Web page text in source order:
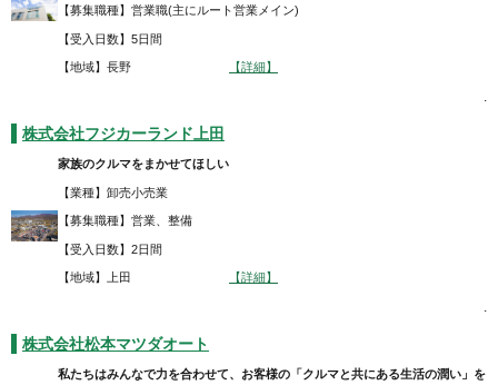
【募集職種】営業職(主にルート営業メイン)
【受入日数】5日間
【地域】長野 【詳細】
.
株式会社フジカーランド上田
家族のクルマをまかせてほしい
【業種】卸売小売業
【募集職種】営業、整備
【受入日数】2日間
【地域】上田 【詳細】
.
株式会社松本マツダオート
私たちはみんなで力を合わせて、お客様の「クルマと共にある生活の潤い」を